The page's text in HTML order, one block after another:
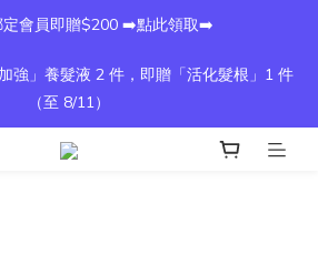
定會員即贈$200 ➡️點此領取➡️
強」養髮液 2 件，即贈「活化髮根」1 件
（至 8/11）